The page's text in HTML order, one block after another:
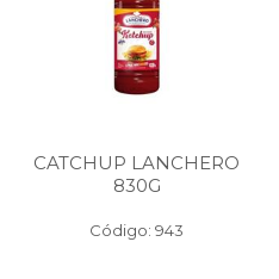
CATCHUP LANCHERO
830G
Código: 943